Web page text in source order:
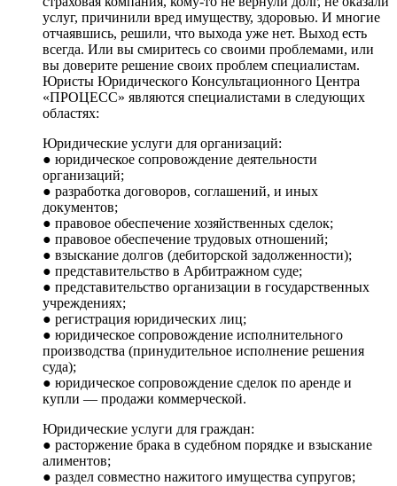
услуг, причинили вред имуществу, здоровью. И многие
отчаявшись, решили, что выхода уже нет. Выход есть
всегда. Или вы смиритесь со своими проблемами, или
вы доверите решение своих проблем специалистам.
Юристы Юридического Консультационного Центра
«ПРОЦЕСС» являются специалистами в следующих
областях:
Юридические услуги для организаций:
● юридическое сопровождение деятельности
организаций;
● разработка договоров, соглашений, и иных
документов;
● правовое обеспечение хозяйственных сделок;
● правовое обеспечение трудовых отношений;
● взыскание долгов (дебиторской задолженности);
● представительство в Арбитражном суде;
● представительство организации в государственных
учреждениях;
● регистрация юридических лиц;
● юридическое сопровождение исполнительного
производства (принудительное исполнение решения
суда);
● юридическое сопровождение сделок по аренде и
купли — продажи коммерческой.
Юридические услуги для граждан:
● расторжение брака в судебном порядке и взыскание
алиментов;
● раздел совместно нажитого имущества супругов;